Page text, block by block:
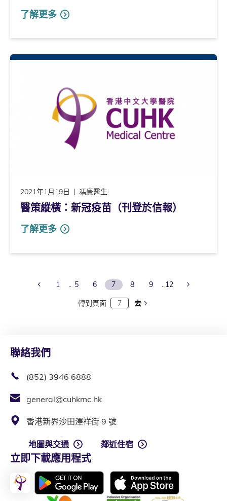
了解更多
2021年1月19日 馮康醫生
醫策縱橫：新冠疫苗（刊登於信報）
了解更多
Previous Page
1 5 6 7 8 9 12
轉到頁面 去
聯絡我們
(852) 3946 6888
general@cuhkmc.hk
香港新界沙田澤祥街 9 號
地圖與交通 鄰近住宿
立即下載應用程式